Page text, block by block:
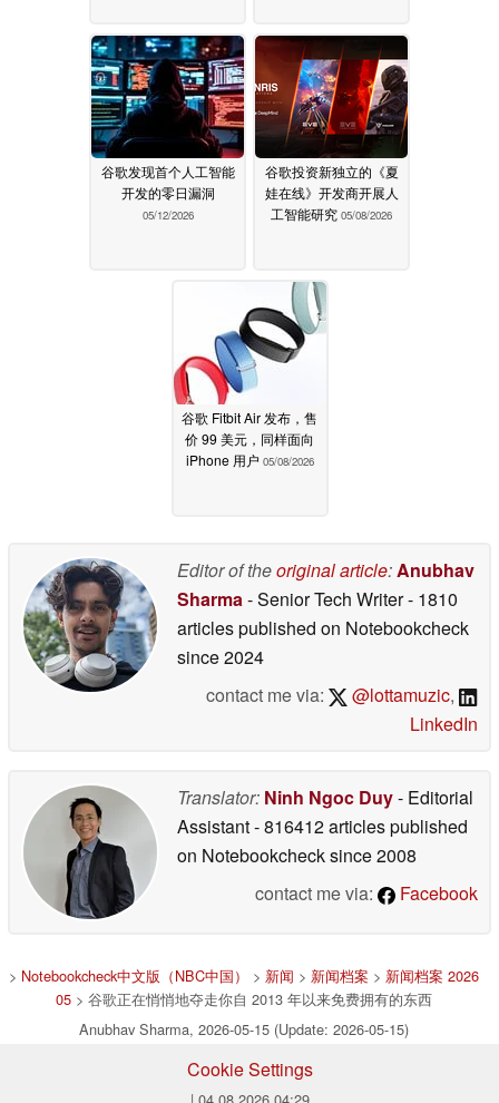
谷歌发现首个人工智能
开发的零日漏洞
05/12/2026
谷歌投资新独立的《夏
娃在线》开发商开展人
工智能研究 05/08/2026
谷歌 Fitbit Air 发布，售
价 99 美元，同样面向
iPhone 用户 05/08/2026
Editor of theoriginal article:Anubhav
Sharma- Senior Tech Writer- 1810
articles published on Notebookcheck
since 2024
contact me via:
@lottamuzic,
LinkedIn
Translator: Ninh Ngoc Duy- Editorial
Assistant- 816412 articles published
on Notebookchecksince 2008
contact me via:
Facebook
> Notebookcheck中文版（NBC中国） > 新闻 > 新闻档案 > 新闻档案 2026
05 > 谷歌正在悄悄地夺走你自 2013 年以来免费拥有的东西
Anubhav Sharma, 2026-05-15 (Update: 2026-05-15)
Cookie Settings